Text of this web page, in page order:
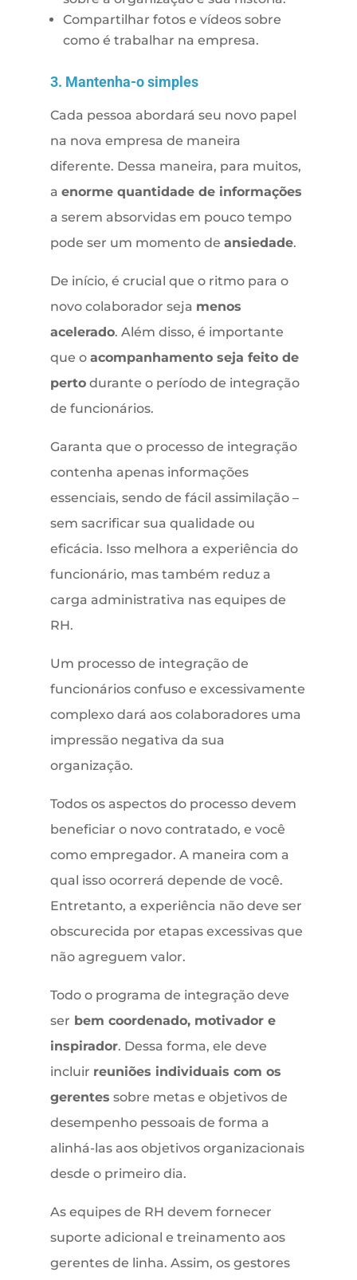
Compartilhar fotos e vídeos sobre
como é trabalhar na empresa.
3. Mantenha-o simples
Cada pessoa abordará seu novo papel
na nova empresa de maneira
diferente. Dessa maneira, para muitos,
a enorme quantidade de informações
a serem absorvidas em pouco tempo
pode ser um momento de ansiedade.
De início, é crucial que o ritmo para o
novo colaborador seja menos
acelerado. Além disso, é importante
que o acompanhamento seja feito de
pertodurante o período de integração
de funcionários.
Garanta que o processo de integração
contenha apenas informações
essenciais, sendo de fácil assimilação –
sem sacrificar sua qualidade ou
eficácia. Isso melhora a experiência do
funcionário, mas também reduz a
carga administrativa nas equipes de
RH.
Um processo de integração de
funcionários confuso e excessivamente
complexo dará aos colaboradores uma
impressão negativa da sua
organização.
Todos os aspectos do processo devem
beneficiar o novo contratado, e você
como empregador. A maneira com a
qual isso ocorrerá depende de você.
Entretanto, a experiência não deve ser
obscurecida por etapas excessivas que
não agreguem valor.
Todo o programa de integração deve
ser bem coordenado, motivador e
inspirador. Dessa forma, ele deve
incluir reuniões individuais com os
gerentes sobre metas e objetivos de
desempenho pessoais de forma a
alinhá-las aos objetivos organizacionais
desde o primeiro dia.
As equipes de RH devem fornecer
suporte adicional e treinamento aos
gerentes de linha. Assim, os gestores